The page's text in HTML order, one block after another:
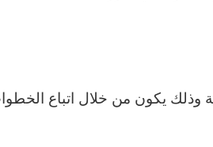
وذلك يكون من خلال اتباع